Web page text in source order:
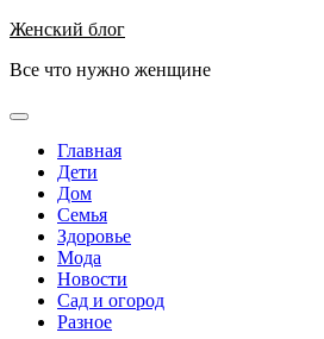
Перейти
содержимому
Женский блог
Все что нужно женщине
Основное
Главная
Дети
Дом
Семья
Здоровье
Мода
Новости
Сад и огород
Разное